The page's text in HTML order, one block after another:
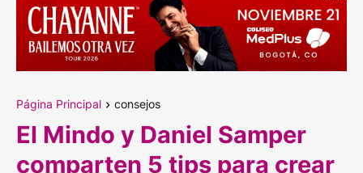
Página Principal consejos
El Mindo y Daniel Samper
comparten 5 tips para crear